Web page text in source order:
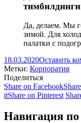
Да, делаем. Мы
зимой. Для
палатки с
18.03.2020Оставить
Метки: Корпоратив
Поделиться
Share on Facebook
itShare on Pinterest
Навигация по